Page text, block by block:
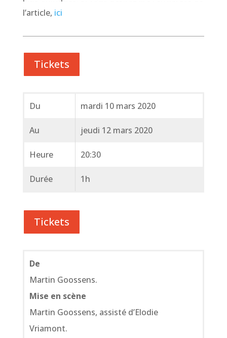
l’article, ici
Tickets
Du mardi 10 mars 2020
Au jeudi 12 mars 2020
Heure 20:30
Durée 1h
Tickets
De
Martin Goossens.
Mise en scène
Martin Goossens, assisté d’Elodie
Vriamont.